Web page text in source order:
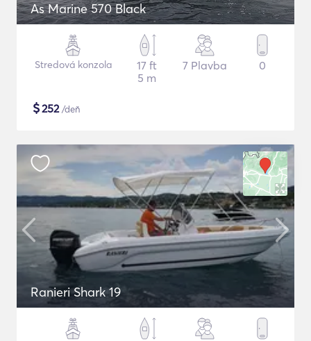
As Marine 570 Black
Stredová konzola
17 ft
5 m
7 Plavba 0
$252/deň
Ranieri Shark 19